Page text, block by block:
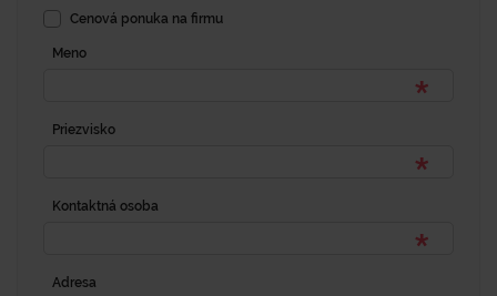
Cenová ponuka na firmu
Meno
Priezvisko
Kontaktná osoba
Adresa